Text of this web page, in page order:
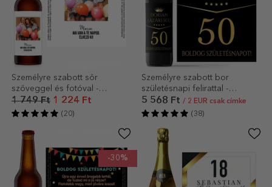
Személyre szabott sör
szöveggel és fotóval -
Boldogság
1 749 Ft 1 224 Ft
(20)
Személyre szabott bor
születésnapi felirattal -
Prémium ajándék
5 568 Ft / 2 EUR csak címke
(38)
-30%